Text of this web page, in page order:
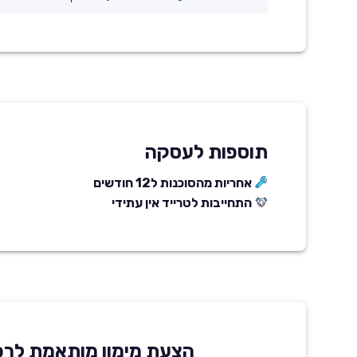
תוספות לעסקה
אחריות מהסוכנות ל12 חודשים
התחייבות לטרייד אין עתידי
הצעת מימון מותאמת